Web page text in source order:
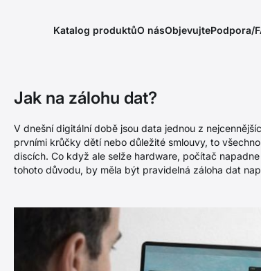
Katalog produktůO násObjevujtePodpora/
Jak na zálohu dat?
V dnešní digitální době jsou data jednou z
prvními krůčky dětí nebo důležité smlouvy, to
discích. Co když ale selže hardware, počítač
tohoto důvodu, by měla být pravidelná záloha dat